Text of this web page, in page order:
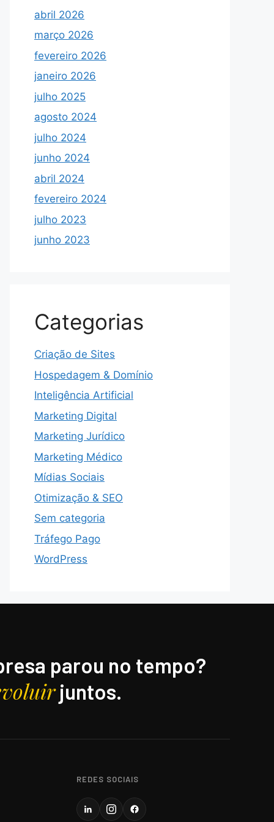
abril 2026
março 2026
fevereiro 2026
janeiro 2026
julho 2025
agosto 2024
julho 2024
junho 2024
abril 2024
fevereiro 2024
julho 2023
junho 2023
Categorias
Criação de Sites
Hospedagem & Domínio
Inteligência Artificial
Marketing Digital
Marketing Jurídico
Marketing Médico
Mídias Sociais
Otimização & SEO
Sem categoria
Tráfego Pago
WordPress
parou no tempo?
juntos.
REDES SOCIAIS